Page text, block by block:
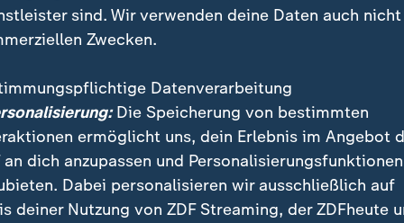
sind. Wir verwenden deine Daten auch nicht
Zwecken.
Datenverarbeitung
Die Speicherung von bestimmten
ermöglicht uns, dein Erlebnis im Angebot
an dich anzupassen und Personalisierungsfunktionen
Dabei personalisieren wir ausschließlich auf
deiner Nutzung von ZDF Streaming, der ZDFheute